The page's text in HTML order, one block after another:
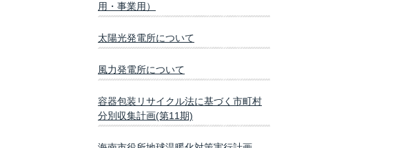
用・事業用）
太陽光発電所について
風力発電所について
容器包装リサイクル法に基づく市町村
分別収集計画(第11期)